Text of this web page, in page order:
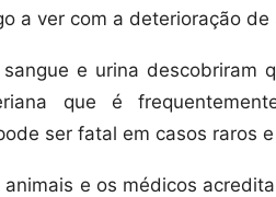
a ver com a deterioração de
e urina descobriram
que é
ser fatal em casos raros
e os médicos